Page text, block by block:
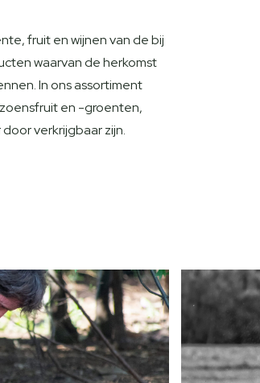
fruit en wijnen van de bij
waarvan de herkomst
In ons assortiment
en -groenten,
verkrijgbaar zijn.